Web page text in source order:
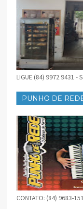
LIGUE (84) 9972 9431 -
PUNHO DE
CONTATO: (84) 9683-